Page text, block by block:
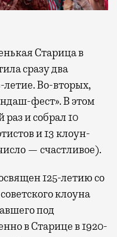
сразу два
летие. Во-вторых,
фест». В этом
и собрал 10
и 13 клоун-
— счастливое).
125-летию со
клоуна
под
в Старице в 1920-